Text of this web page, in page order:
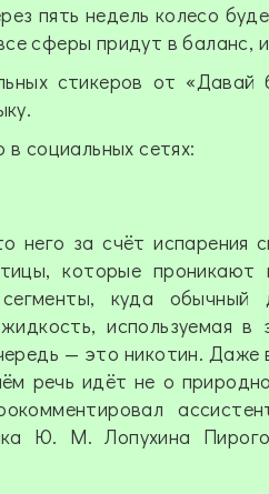
пять недель колесо
сферы придут в баланс,
стикеров от
социальных сетях:
за счёт испарения
которые
куда
используемая в
— это никотин. Даже
речь идёт не о
Ю. М. Лопухина